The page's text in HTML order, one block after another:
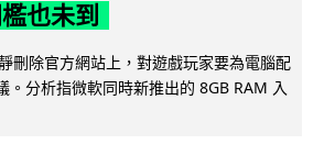
也未到
刪除官方網站上，對遊戲玩家要為電腦配
。分析指微軟同時新推出的 8GB RAM 入